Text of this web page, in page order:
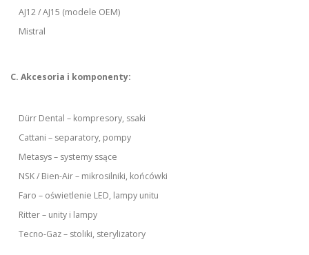
AJ12 / AJ15 (modele OEM)
Mistral
C. Akcesoria i komponenty:
Dürr Dental – kompresory, ssaki
Cattani – separatory, pompy
Metasys – systemy ssące
NSK / Bien-Air – mikrosilniki, końcówki
Faro – oświetlenie LED, lampy unitu
Ritter – unity i lampy
Tecno-Gaz – stoliki, sterylizatory